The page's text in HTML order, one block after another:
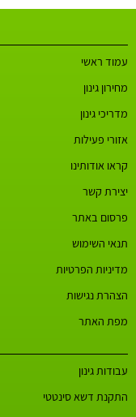
עמוד ראשי
מחירון גינון
מדריכי גינון
אזורי פעילות
קראו אודותינו
יצירת קשר
פרסום באתר
תנאי השימוש
מדיניות הפרטיות
הצהרת נגישות
מפת האתר
עבודות גינון
התקנת דשא סינטטי